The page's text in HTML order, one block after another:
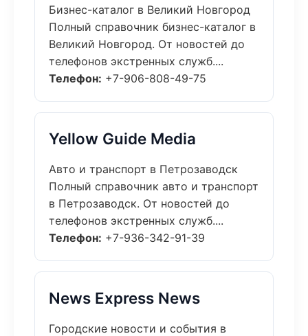
Бизнес-каталог в Великий Новгород
Полный справочник бизнес-каталог в
Великий Новгород. От новостей до
телефонов экстренных служб....
Телефон: +7-906-808-49-75
Yellow Guide Media
Авто и транспорт в Петрозаводск
Полный справочник авто и транспорт
в Петрозаводск. От новостей до
телефонов экстренных служб....
Телефон: +7-936-342-91-39
News Express News
Городские новости и события в